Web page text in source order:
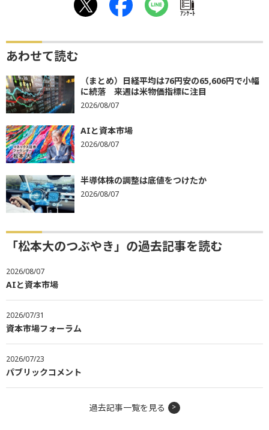
ｱﾝｹｰﾄ
あわせて読む
（まとめ）日経平均は76円安の65,606円で小幅
に続落 来週は米物価指標に注目
2026/08/07
AIと資本市場
2026/08/07
半導体株の調整は底値をつけたか
2026/08/07
「松本大のつぶやき」の過去記事を読む
2026/08/07
AIと資本市場
2026/07/31
資本市場フォーラム
2026/07/23
パブリックコメント
過去記事一覧を見る